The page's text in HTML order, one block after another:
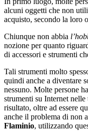
alcuni oggetti che non
acquisto, secondo la loro
Chiunque non abbia
nozione per quanto
di accessori e strumenti
Tali strumenti molto
quindi anche a diventare
nessuno. Molte persone
strumenti su Internet
risultato, oltre ad essere
anche il problema di non
Flaminio, utilizzando